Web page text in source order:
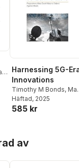
Harnessing 5G-
Innovations
Timothy M Bonds,
Lee,Nicholas A
O'Donoughue
Häftad, 2025
585 kr
av